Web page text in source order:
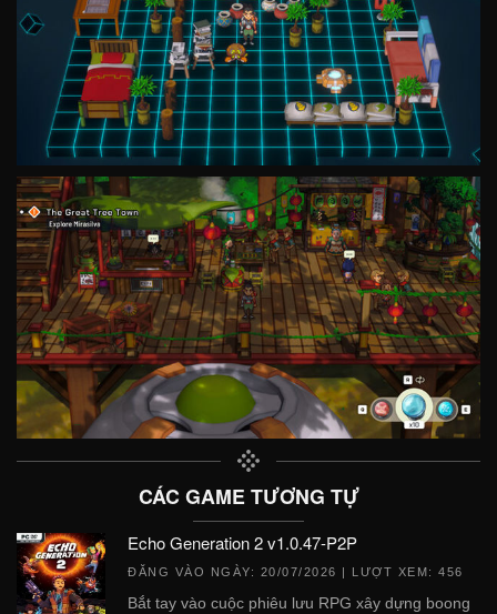
CÁC GAME TƯƠNG TỰ
Echo Generation 2 v1.0.47-P2P
ĐĂNG VÀO NGÀY: 20/07/2026 | LƯỢT XEM: 456
Bắt tay vào cuộc phiêu lưu RPG xây dựng boong